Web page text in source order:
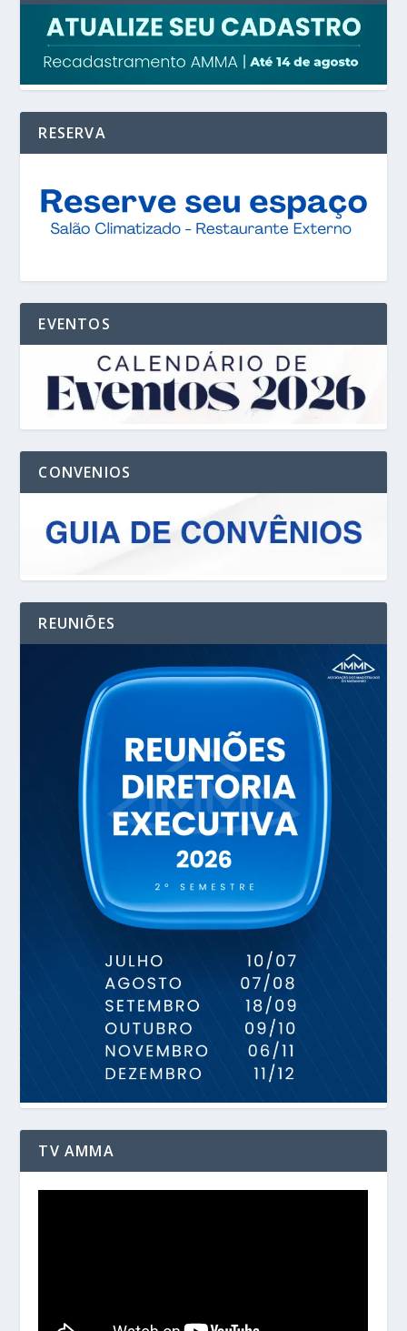
RESERVA
EVENTOS
CONVENIOS
REUNIÕES
TV AMMA